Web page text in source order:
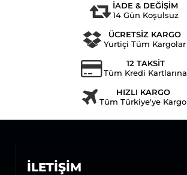
İADE & DEĞİŞİM
14 Gün Koşulsuz
ÜCRETSİZ KARGO
Yurtiçi Tüm Kargolar
12 TAKSİT
Tüm Kredi Kartlarına
HIZLI KARGO
Tüm Türkiye'ye Kargo
İLETIŞIM